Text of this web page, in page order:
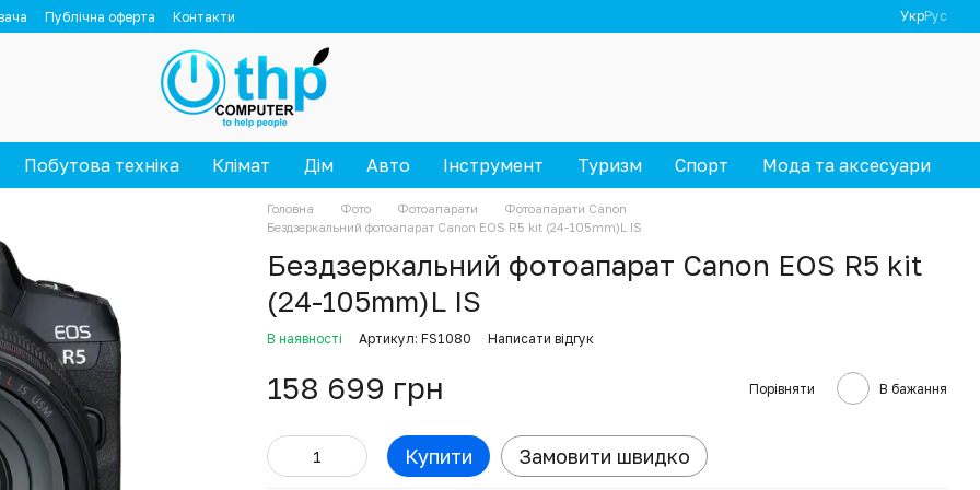
Публічна оферта Контакти УкрРус
Побутова техніка Клімат Дім Авто Інструмент Туризм Спорт Мода та аксесуари
Головна Фото Фотоапарати
Фотоапарати Canon
Бездзеркальний фотоапарат Canon EOS R5 kit (24-105mm)L IS
Бездзеркальний фотоапарат Canon EOS R5 kit
(24-105mm)L IS
В наявності Артикул: FS1080 Написати відгук
158 699 грн Порівняти В бажання
Купити Замовити швидко